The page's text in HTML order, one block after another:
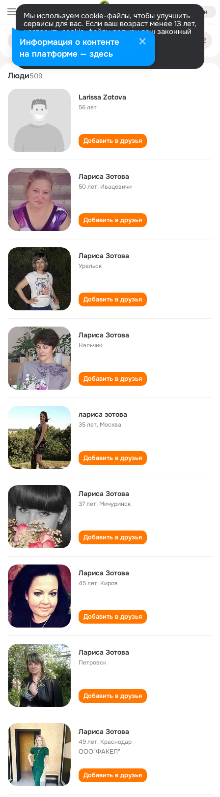
Войти
Мы используем cookie-файлы, чтобы улучшить
сервисы для вас. Если ваш возраст менее 13 лет,
настроить cookie-файлы должен ваш законный
представитель. Больше информации
Разрешить все Настроить
Поиск
людям
larisa zotova
Люди509
Larissa Zotova
56 лет
Добавить в друзья
Лариса Зотова
50 лет, Ивацевичи
Добавить в друзья
Лариса Зотова
Уральск
Добавить в друзья
Лариса Зотова
Нальчик
Добавить в друзья
лариса зотова
35 лет, Москва
Добавить в друзья
Лариса Зотова
37 лет, Мичуринск
Добавить в друзья
Лариса Зотова
45 лет, Киров
Добавить в друзья
Лариса Зотова
Петровск
Добавить в друзья
Лариса Зотова
49 лет, Краснодар
ООО"ФАКЕЛ"
Добавить в друзья
Информация о контенте
на платформе — здесь